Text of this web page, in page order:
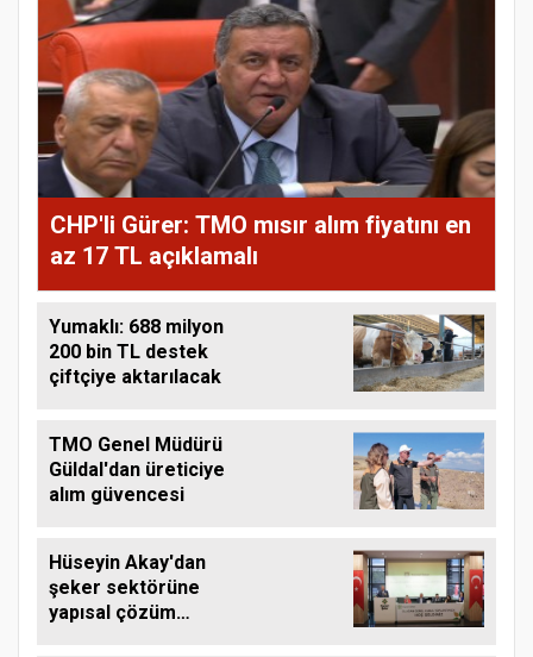
CHP'li Gürer: TMO mısır alım fiyatını en
az 17 TL açıklamalı
Yumaklı: 688 milyon
200 bin TL destek
çiftçiye aktarılacak
TMO Genel Müdürü
Güldal'dan üreticiye
alım güvencesi
Hüseyin Akay'dan
şeker sektörüne
yapısal çözüm